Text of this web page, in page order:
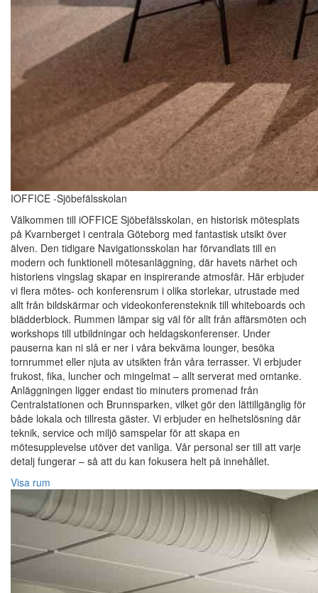
IOFFICE -Sjöbefälsskolan
Välkommen till iOFFICE Sjöbefälsskolan, en historisk mötesplats
på Kvarnberget i centrala Göteborg med fantastisk utsikt över
älven. Den tidigare Navigationsskolan har förvandlats till en
modern och funktionell mötesanläggning, där havets närhet och
historiens vingslag skapar en inspirerande atmosfär. Här erbjuder
vi flera mötes- och konferensrum i olika storlekar, utrustade med
allt från bildskärmar och videokonferensteknik till whiteboards och
blädderblock. Rummen lämpar sig väl för allt från affärsmöten och
workshops till utbildningar och heldagskonferenser. Under
pauserna kan ni slå er ner i våra bekväma lounger, besöka
tornrummet eller njuta av utsikten från våra terrasser. Vi erbjuder
frukost, fika, luncher och mingelmat – allt serverat med omtanke.
Anläggningen ligger endast tio minuters promenad från
Centralstationen och Brunnsparken, vilket gör den lättillgänglig för
både lokala och tillresta gäster. Vi erbjuder en helhetslösning där
teknik, service och miljö samspelar för att skapa en
mötesupplevelse utöver det vanliga. Vår personal ser till att varje
detalj fungerar – så att du kan fokusera helt på innehållet.
Visa rum